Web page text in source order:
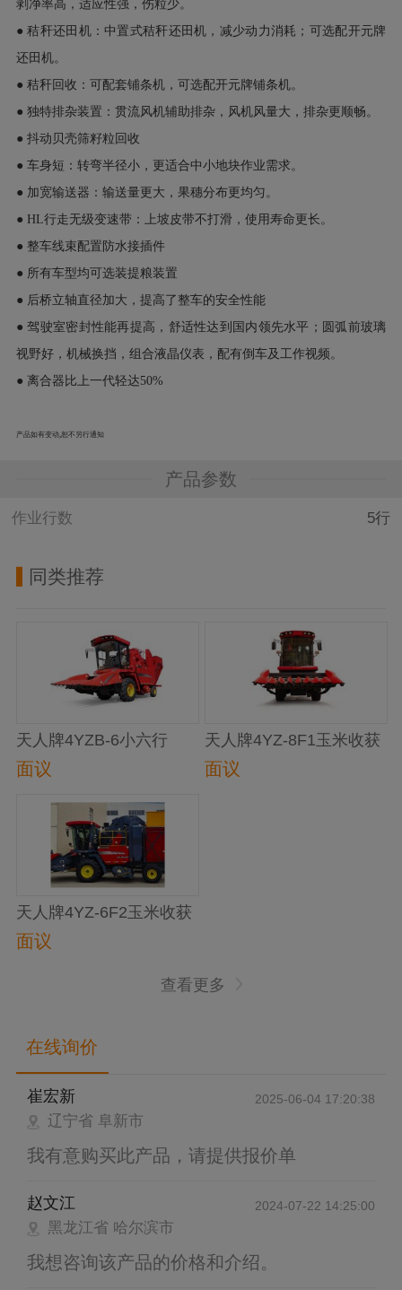
剥净率高，适应性强，伤粒少。
● 秸秆还田机：中置式秸秆还田机，减少动力消耗；可选配开元牌
还田机。
● 秸秆回收：可配套铺条机，可选配开元牌铺条机。
● 独特排杂装置：贯流风机辅助排杂，风机风量大，排杂更顺畅。
● 抖动贝壳筛籽粒回收
● 车身短：转弯半径小，更适合中小地块作业需求。
● 加宽输送器：输送量更大，果穗分布更均匀。
● HL行走无级变速带：上坡皮带不打滑，使用寿命更长。
● 整车线束配置防水接插件
● 所有车型均可选装提粮装置
● 后桥立轴直径加大，提高了整车的安全性能
● 驾驶室密封性能再提高，舒适性达到国内领先水平；圆弧前玻璃
视野好，机械换挡，组合液晶仪表，配有倒车及工作视频。
● 离合器比上一代轻达50%
产品如有变动,恕不另行通知
产品参数
作业行数 5行
同类推荐
天人牌4YZB-6小六行
4YZB-6 (2200) 玉米联合
面议
天人牌4YZ-8F1玉米收获
机
面议
天人牌4YZ-6F2玉米收获
机
面议
查看更多
在线询价
崔宏新 2025-06-04 17:20:38
辽宁省 阜新市
我有意购买此产品，请提供报价单
赵文江 2024-07-22 14:25:00
黑龙江省 哈尔滨市
我想咨询该产品的价格和介绍。